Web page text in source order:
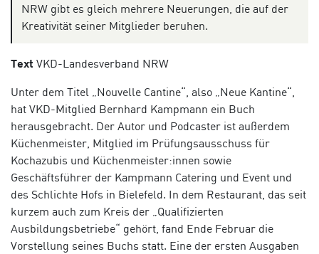
NRW gibt es gleich mehrere Neuerungen, die auf der
Kreativität seiner Mitglieder beruhen.
Text VKD-Landesverband NRW
Unter dem Titel „Nouvelle Cantine“, also „Neue Kantine“,
hat VKD-Mitglied Bernhard Kampmann ein Buch
herausgebracht. Der Autor und Podcaster ist außerdem
Küchenmeister, Mitglied im Prüfungsausschuss für
Kochazubis und Küchenmeister:innen sowie
Geschäftsführer der Kampmann Catering und Event und
des Schlichte Hofs in Bielefeld. In dem Restaurant, das seit
kurzem auch zum Kreis der „Qualifizierten
Ausbildungsbetriebe“ gehört, fand Ende Februar die
Vorstellung seines Buchs statt. Eine der ersten Ausgaben